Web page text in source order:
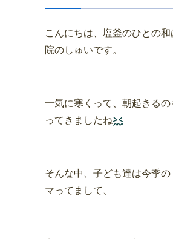
こんにちは、塩釜のひとの
院のしゅいです。
一気に寒くって、朝起きるの
ってきましたね
そんな中、子ども達は今季の
マってまして、